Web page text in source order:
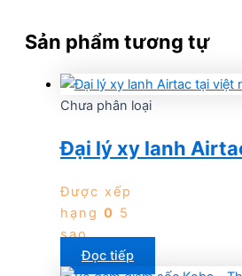
Sản phẩm tương tự
Chưa phân loại
Đại lý xy lanh
Được xếp
hạng 0 5
sao
Đọc tiếp